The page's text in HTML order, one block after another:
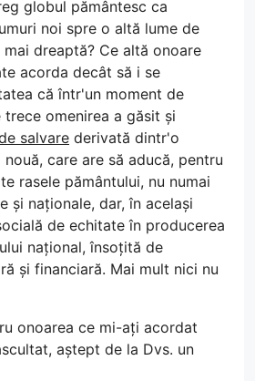
globul pământesc ca
noi spre o altă lume de
mai dreaptă? Ce altă onoare
acorda decât să i se
că într'un moment de
omenirea a găsit și
salvare derivată dintr'o
care are să aducă, pentru
rasele pământului, nu numai
și naționale, dar, în același
de echitate în producerea
național, însoțită de
și financiară. Mai mult nici nu
onoarea ce mi-ați acordat
aștept de la Dvs. un